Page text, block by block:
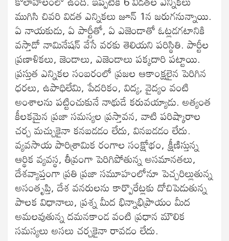
ముగిసి చివరి విడత ఎన్నికలు జూన్‌ 1న జరుగనున్నాయి.
ఏ నాయకుడు, ఏ పార్టీతో, ఏ ఎజెండాతో ఓట్లడగటానికి
వస్తాడో నామినేషన్‌ వేసే వరకు తెలియని పరిస్థితి. పార్టీల
ప్రణాళికలు, జెండాలు, ఎజెండాలు పక్కదారి పట్టాయి.
ప్రస్తుత ఎన్నికల సంబరంలో ప్రజల ఆకాంక్షలైన పెరిగిన
ధరలు, ఉపాధిలేమి, పేదరికం, విద్య, వైద్యం వంటి
అంశాలను పట్టించుకునే నాథుడే కరువయ్యాడు. అత్యంత
కీలకమైన ప్రజా సమస్యల ప్రస్తావన, వాటి పరిష్కారాల
చర్చ మచ్చుకైనా కనబడడం లేదు, వినబడడం లేదు.
వ్యవసాయ పారిశ్రామిక రంగాల సంక్షోభం, క్షీణిస్తున్న
ఆర్థిక వ్యవస్థ, తీవ్రంగా పెరిగిపోతున్న అసమానతలు,
దేశవ్యాప్తంగా ప్రతి ప్రజా సమూహంలోనూ పెచ్చరిల్లుతున్న
అసంతృప్తి, దేశ వనరులను కార్పొరేట్లకు దోచిపెడుతున్న
పాలక విధానాలు, ప్రశ్న మీద భిన్నాభిప్రాయం మీద
అమలవుతున్న దమనకాండ వంటి ప్రధాన మౌలిక
సమస్యలు అసలు చర్చకైనా రావడం లేదు.